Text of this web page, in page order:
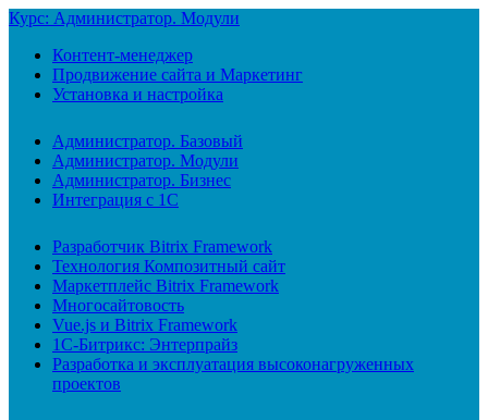
Курс: Администратор. Модули
Контент-менеджер
Продвижение сайта и Маркетинг
Установка и настройка
Администратор. Базовый
Администратор. Модули
Администратор. Бизнес
Интеграция с 1С
Разработчик Bitrix Framework
Технология Композитный сайт
Маркетплейс Bitrix Framework
Многосайтовость
Vue.js и Bitrix Framework
1С-Битрикс: Энтерпрайз
Разработка и эксплуатация высоконагруженных
проектов